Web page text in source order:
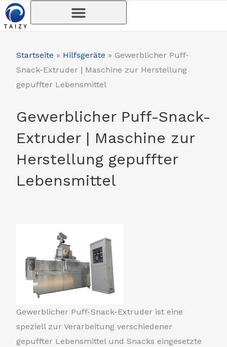
Zum
Inhalt
Startseite » Hilfsgeräte » Gewerblicher Puff-
Snack-Extruder | Maschine zur Herstellung
gepuffter Lebensmittel
Gewerblicher Puff-Snack-
Extruder | Maschine zur
Herstellung gepuffter
Lebensmittel
Gewerblicher Puff-Snack-Extruder ist eine
speziell zur Verarbeitung verschiedener
gepuffter Lebensmittel und Snacks eingesetzte